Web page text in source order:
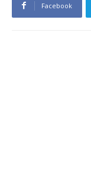
Facebook